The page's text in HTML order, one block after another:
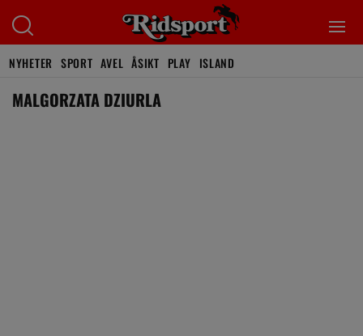
NYHETER SPORT AVEL ÅSIKT PLAY ISLAND
MALGORZATA DZIURLA